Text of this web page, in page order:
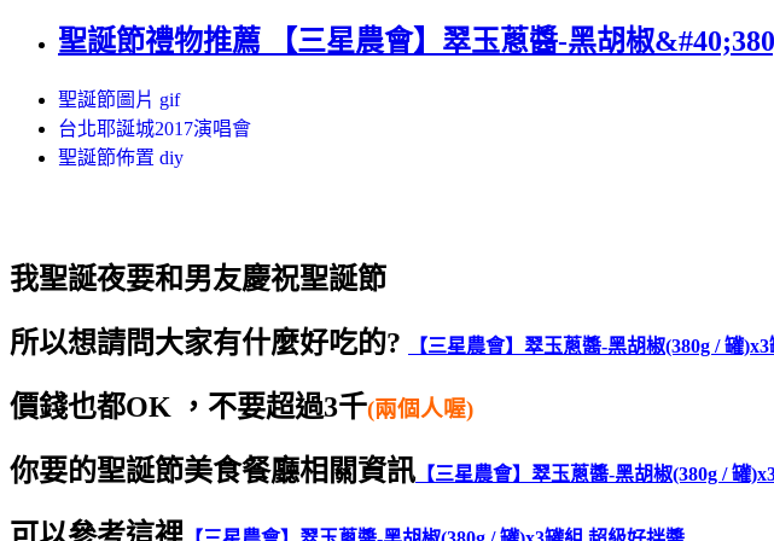
聖誕節禮物推薦 【三星農會】翠玉蔥醬-黑胡椒
聖誕節圖片 gif
台北耶誕城2017演唱會
聖誕節佈置 diy
我聖誕夜要和男友慶祝聖誕節
所以想請問大家有什麼好吃的? 【三星農會】翠玉蔥醬-黑胡椒(380g / 罐
價錢也都OK ， 不要超過3千(兩個人喔)
你要的聖誕節美食餐廳相關資訊【三星農會】翠玉蔥醬-黑胡椒(380g / 罐
可以參考這裡